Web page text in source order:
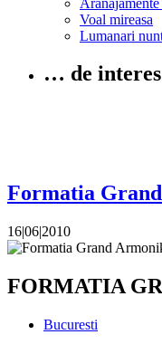
Voal mireasa
Lumanari
… de interes
Formatia
16|06|2010
FORMATIA
Bucuresti